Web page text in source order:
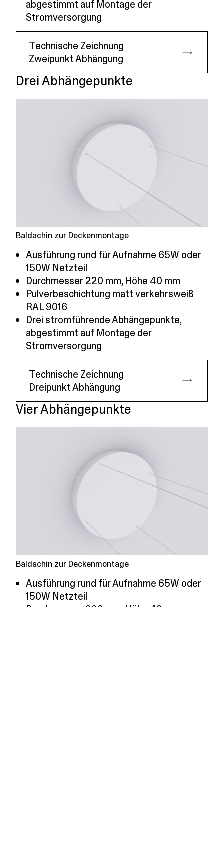
abgestimmt auf Montage der
Stromversorgung
Technische Zeichnung
Zweipunkt Abhängung
Drei Abhängepunkte
Baldachin zur Deckenmontage
Ausführung rund für Aufnahme 65W oder
150W Netzteil
Durchmesser 220 mm, Höhe 40 mm
Pulverbeschichtung matt verkehrsweiß
RAL 9016
Drei stromführende Abhängepunkte,
abgestimmt auf Montage der
Stromversorgung
Technische Zeichnung
Dreipunkt Abhängung
Vier Abhängepunkte
Baldachin zur Deckenmontage
Ausführung rund für Aufnahme 65W oder
150W Netzteil
Durchmesser 220 mm, Höhe 40 mm